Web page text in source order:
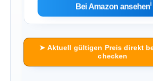
Bei Amazon ansehenℹ︎
➤ Aktuell gültigen Preis direkt
checken